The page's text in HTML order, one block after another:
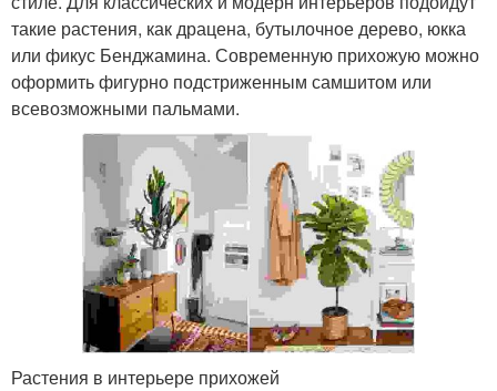
такие растения, как драцена, бутылочное дерево, юкка
или фикус Бенджамина. Современную прихожую можно
оформить фигурно подстриженным самшитом или
всевозможными пальмами.
Растения в интерьере прихожей